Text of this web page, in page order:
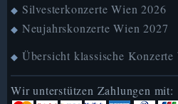
◆ Silvesterkonzerte Wien 2026
◆ Neujahrskonzerte Wien 2027
◆ Übersicht klassische Konzerte
Wir unterstützen Zahlungen mit: